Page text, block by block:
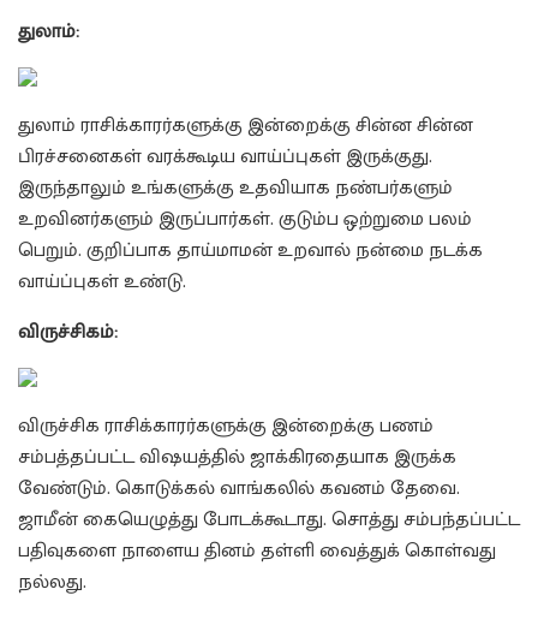
துலாம்:
துலாம் ராசிக்காரர்களுக்கு இன்றைக்கு சின்ன சின்ன
பிரச்சனைகள் வரக்கூடிய வாய்ப்புகள் இருக்குது.
இருந்தாலும் உங்களுக்கு உதவியாக நண்பர்களும்
உறவினர்களும் இருப்பார்கள். குடும்ப ஒற்றுமை பலம்
பெறும். குறிப்பாக தாய்மாமன் உறவால் நன்மை நடக்க
வாய்ப்புகள் உண்டு.
விருச்சிகம்:
விருச்சிக ராசிக்காரர்களுக்கு இன்றைக்கு பணம்
சம்பத்தப்பட்ட விஷயத்தில் ஜாக்கிரதையாக இருக்க
வேண்டும். கொடுக்கல் வாங்கலில் கவனம் தேவை.
ஜாமீன் கையெழுத்து போடக்கூடாது. சொத்து சம்பந்தப்பட்ட
பதிவுகளை நாளைய தினம் தள்ளி வைத்துக் கொள்வது
நல்லது.